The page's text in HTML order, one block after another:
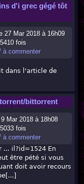
d'i grec gégé tôt
27 Mar 2018 à 16h09
fois
à commenter
dans l'article de
bittorrent
Mar 2018 à 18h08
fois
à commenter
... il?id=1524 En
être pété si vous
doit avoir recours